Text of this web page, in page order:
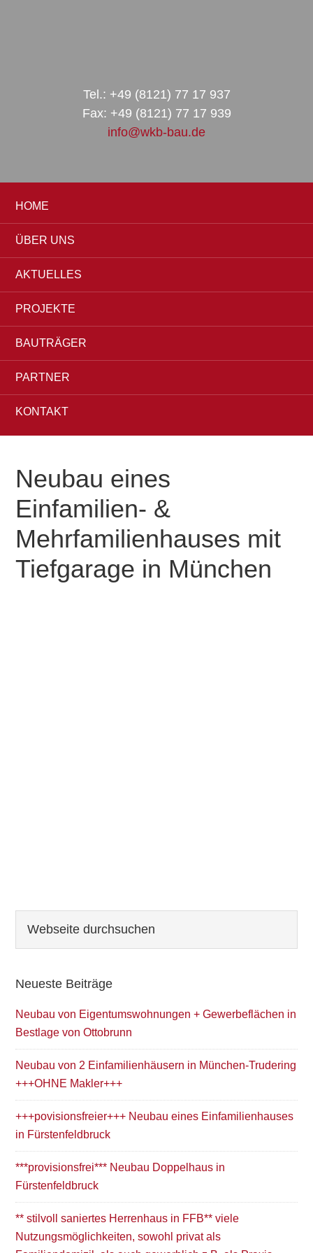
Tel.: +49 (8121) 77 17 937
Fax: +49 (8121) 77 17 939
info@wkb-bau.de
HOME
ÜBER UNS
AKTUELLES
PROJEKTE
BAUTRÄGER
PARTNER
KONTAKT
Neubau eines
Einfamilien- &
Mehrfamilienhauses mit
Tiefgarage in München
Seitenspalte
durchsuchen
Neueste Beiträge
Neubau von Eigentumswohnungen + Gewerbeflächen in
Bestlage von Ottobrunn
Neubau von 2 Einfamilienhäusern in München-Trudering
+++OHNE Makler+++
+++povisionsfreier+++ Neubau eines Einfamilienhauses
in Fürstenfeldbruck
***provisionsfrei*** Neubau Doppelhaus in
Fürstenfeldbruck
** stilvoll saniertes Herrenhaus in FFB** viele
Nutzungsmöglichkeiten, sowohl privat als